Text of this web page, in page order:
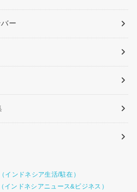
ー
インドネシア生活/駐在）
インドネシアニュース&ビジネス）